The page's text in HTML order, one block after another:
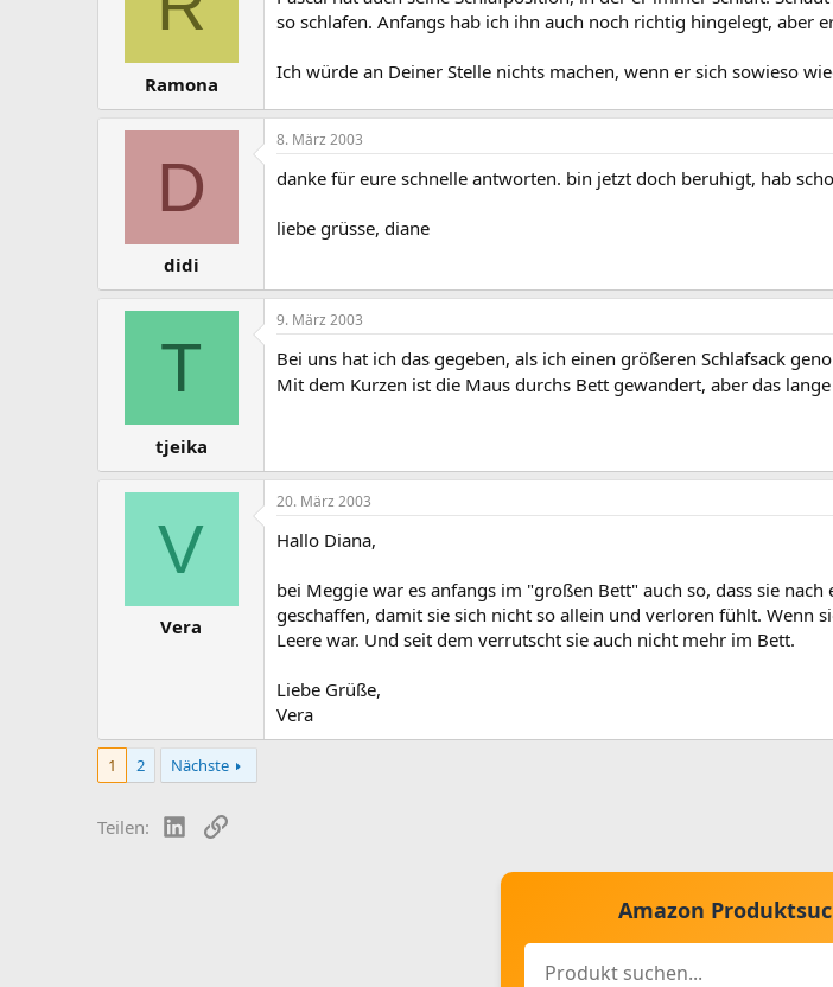
Ramona
so schlafen. Anfangs hab ich ihn auch noch richtig hingelegt, aber
Ich würde an Deiner Stelle nichts machen, wenn er sich sowieso
D
didi
8. März 2003
danke für eure schnelle antworten. bin jetzt doch beruhigt, hab
liebe grüsse, diane
T
tjeika
9. März 2003
Bei uns hat ich das gegeben, als ich einen größeren Schlafsack
Mit dem Kurzen ist die Maus durchs Bett gewandert, aber das
V
Vera
20. März 2003
Hallo Diana,
bei Meggie war es anfangs im "großen Bett" auch so, dass sie
geschaffen, damit sie sich nicht so allein und verloren fühlt. Wenn
Leere war. Und seit dem verrutscht sie auch nicht mehr im Bett.
Liebe Grüße,
Vera
1 2 Nächste
Teilen: LinkedIn
Link
Amazon